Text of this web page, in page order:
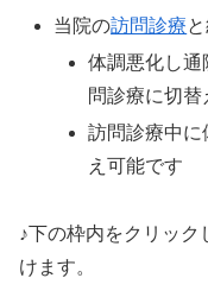
当院の訪問診療
体調悪化し
問診療に切替
訪問診療中
え可能です
♪下の枠内をクリッ
けます。